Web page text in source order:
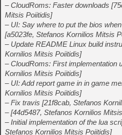
– CloudRoms: Faster downloads
Mitsis Poiitidis]
– UI: Say where to put the bios
[a5023fe, Stefanos Kornilios Mitsis
– Update README Linux build
Kornilios Mitsis Poiitidis]
– CloudRoms: First implementation
Kornilios Mitsis Poiitidis]
– UI: Add report game in in game
Kornilios Mitsis Poiitidis]
– Fix travis [21f8cab, Stefanos
– [44d5487, Stefanos Kornilios
– Initial implementation of the lua
Stefanos Kornilios Mitsis Poiitidis]